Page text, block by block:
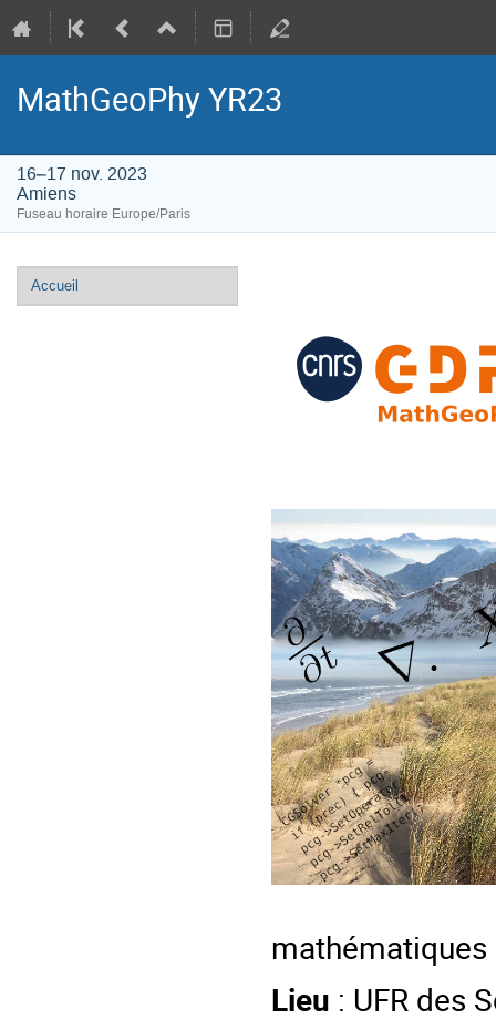
MathGeoPhy YR23
16–17 nov. 2023
Amiens
Fuseau horaire Europe/Paris
Menu
de
Accueil
Lieu : UFR des